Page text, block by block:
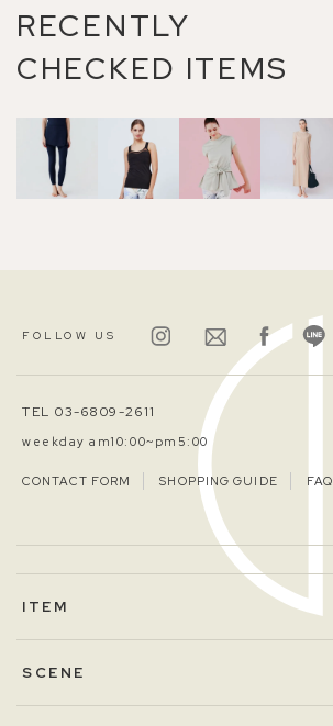
RECENTLY
CHECKED ITEMS
FOLLOW US
TEL 03-6809-2611
weekday am10:00~pm5:00
CONTACT FORM SHOPPING GUIDE FAQ
ITEM
SCENE